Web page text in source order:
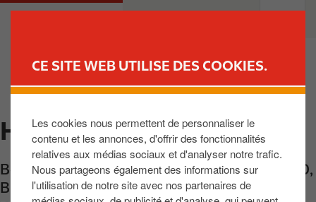
CE SITE WEB UTILISE DES COOKIES.
Les cookies nous permettent de personnaliser le
contenu et les annonces, d'offrir des fonctionnalités
relatives aux médias sociaux et d'analyser notre trafic.
Nous partageons également des informations sur
l'utilisation de notre site avec nos partenaires de
c
o
n
t
e
M
a
TROUVER UNE STATION
HERENTHOUT
Bouwelsesteenweg 81,Herenthout ,BE-2270,
BE